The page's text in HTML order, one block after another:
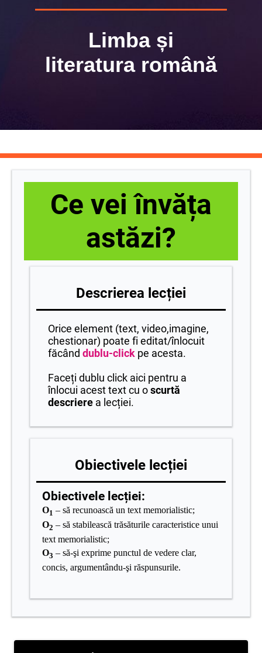
Limba și
literatura română
Ce vei învăța
astăzi?
Descrierea lecției
Orice element (text, video,imagine,
chestionar) poate fi editat/înlocuit
făcând dublu-click pe acesta.
Faceți dublu click aici pentru a
înlocui acest text cu oscurtă
descriere a lecției.
Obiectivele lecției
Obiectivele lecției:
O1 – să recunoască un text memorialistic;
O2 – să stabilească trăsăturile caracteristice unui
text memorialistic;
O3 – să-şi exprime punctul de vedere clar,
concis, argumentându-şi răspunsurile.